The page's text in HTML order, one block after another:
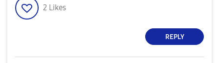
2 Likes
REPLY